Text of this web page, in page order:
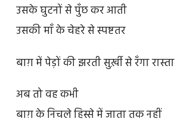
उसके घुटनों से पुँछ कर आती
उसकी माँ के चेहरे से स्पष्टतर
बाग़ में पेड़ों की झरती सुर्ख़ी से रँगा रास्ता
अब तो वह कभी
बाग़ के निचले हिस्से में जाता तक नहीं